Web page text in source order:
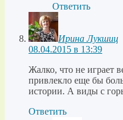
Ответить
Ирина Лукшиц
08.04.2015 в 13:39
Жалко, что не играет
привлекло еще бы
истории. А виды с
Ответить